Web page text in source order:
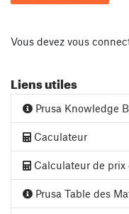
Vous devez vous
Liens utiles
Prusa Knowledge
Caculateur
Calculateur de prix
Prusa Table des